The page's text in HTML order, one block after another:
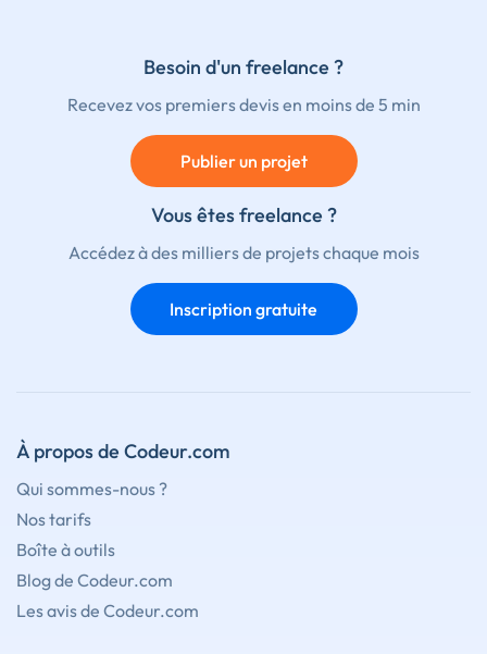
Besoin d'un freelance ?
Recevez vos premiers devis en moins de 5 min
Publier un projet
Vous êtes freelance ?
Accédez à des milliers de projets chaque mois
Inscription gratuite
À propos de Codeur.com
Qui sommes-nous ?
Nos tarifs
Boîte à outils
Blog de Codeur.com
Les avis de Codeur.com